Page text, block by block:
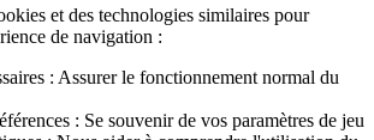
et des technologies similaires pour
de navigation :
: Assurer le fonctionnement normal du
: Se souvenir de vos paramètres de jeu